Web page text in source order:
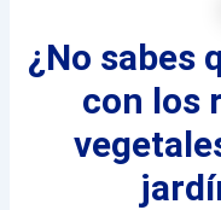
¿No sabes
con los